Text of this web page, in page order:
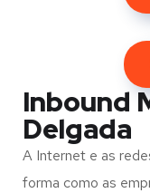
Inbound
Delgada
A Internet e as
forma como as